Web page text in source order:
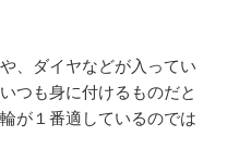
、ダイヤなどが入ってい
つも身に付けるものだと
が１番適しているのでは